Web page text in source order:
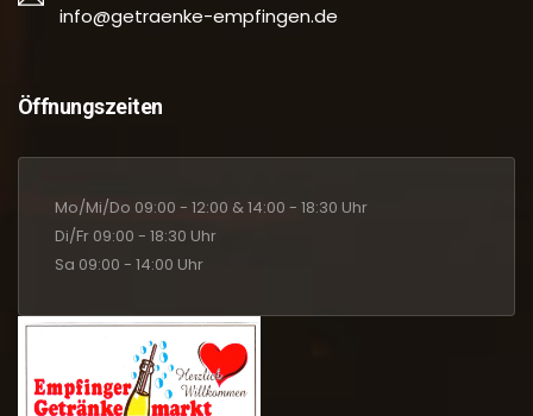
info@getraenke-empfingen.de
Öffnungszeiten
Mo/Mi/Do 09:00 - 12:00 & 14:00 - 18:30 Uhr
Di/Fr 09:00 - 18:30 Uhr
Sa 09:00 - 14:00 Uhr